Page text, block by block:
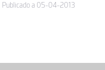
Publicado a 05-04-2013